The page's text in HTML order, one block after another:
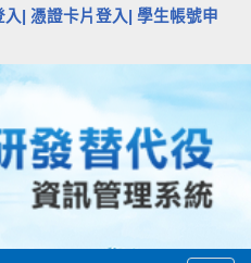
| 憑證卡片登入|
學生帳號申